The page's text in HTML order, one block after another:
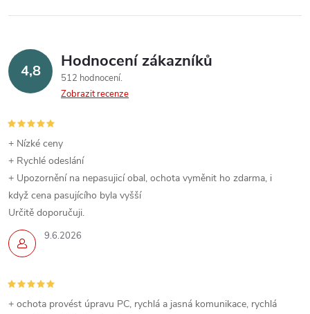
4,8 Hodnocení zákazníků
512 hodnocení
Zobrazit recenze
9.6.2026
+ Nízké ceny
+ Rychlé odeslání
+ Upozornění na nepasujicí obal, ochota vyměnit ho zdarma, i
když cena pasujícího byla vyšší
Určitě doporučuji.
+ ochota provést úpravu PC, rychlá a jasná komunikace, rychlá